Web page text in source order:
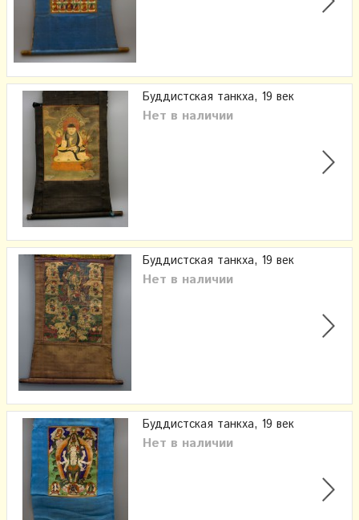
Буддистская танкха, 19 век
Нет в наличии
Буддистская танкха, 19 век
Нет в наличии
Буддистская танкха, 19 век
Нет в наличии